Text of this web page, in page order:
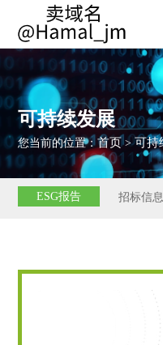
可持续发展
您当前的位置：首页>可持
ESG报告 招标信息